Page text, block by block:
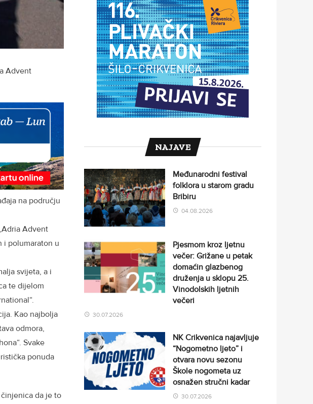
Advent
na području
Advent
i polumaraton u
svijeta, a i
te dijelom
Kao najbolja
odmora,
Svake
ponuda
da je to
NAJAVE
Međunarodni festival
folklora u starom gradu
Bribiru
04.08.2026
Pjesmom kroz ljetnu
večer: Grižane u petak
domaćin glazbenog
druženja u sklopu 25.
Vinodolskih ljetnih
večeri
30.07.2026
NK Crikvenica najavljuje
“Nogometno ljeto” i
otvara novu sezonu
Škole nogometa uz
osnažen stručni kadar
30.07.2026